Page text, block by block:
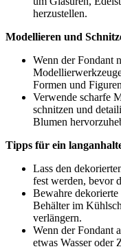
herzustellen.
Modellieren und
Wenn der Fondant
Formen und
Verwende scharfe
schnitzen und
Blumen
Tipps für ein
Lass den
fest werden, bevor
Bewahre
Behälter im
verlängern.
Wenn der Fondant
etwas Wasser oder